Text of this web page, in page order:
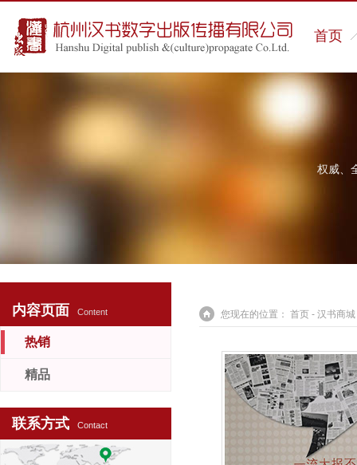
首页
权威、
您现在的位置： 首页 - 汉书商城
内容页面 Content
热销
精品
联系方式 Contact